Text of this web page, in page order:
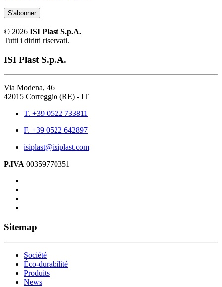
© 2026 ISI Plast S.p.A.
Tutti i diritti riservati.
ISI Plast S.p.A.
Via Modena, 46
42015 Correggio (RE) - IT
T. +39 0522 733811
F. +39 0522 642897
isiplast@isiplast.com
P.IVA 00359770351
Sitemap
Société
Éco-durabilité
Produits
News